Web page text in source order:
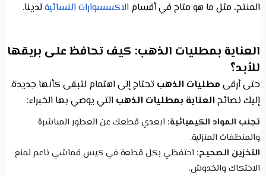
المنتج، مثل ما هو متاح في أقسام الاكسسوارات النسائيةلدينا.
العناية بمطليات الذهب: كيف تحافظ على بريقها
للأبد؟
حتى أرقى مطليات الذهب تحتاج إلى اهتمام لتبقى كأنها جديدة.
إليك نصائح العناية بمطليات الذهب التي يوصي بها الخبراء:
تجنب المواد الكيميائية: ابعدي قطعك عن العطور المباشرة
والمنظفات المنزلية.
التخزين الصحيح: احتفظي بكل قطعة في كيس قماشي ناعم لمنع
الاحتكاك والخدوش.